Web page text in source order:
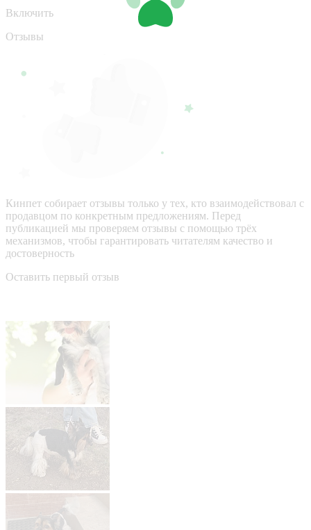
Включить
Отзывы
Кинпет собирает отзывы только у тех, кто взаимодействовал с
продавцом по конкретным предложениям. Перед
публикацией мы проверяем отзывы с помощью трёх
механизмов, чтобы гарантировать читателям качество и
достоверность
Оставить первый отзыв